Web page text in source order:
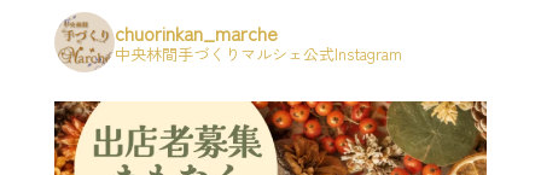
chuorinkan_marche
中央林間手づくりマルシェ公式Instagram